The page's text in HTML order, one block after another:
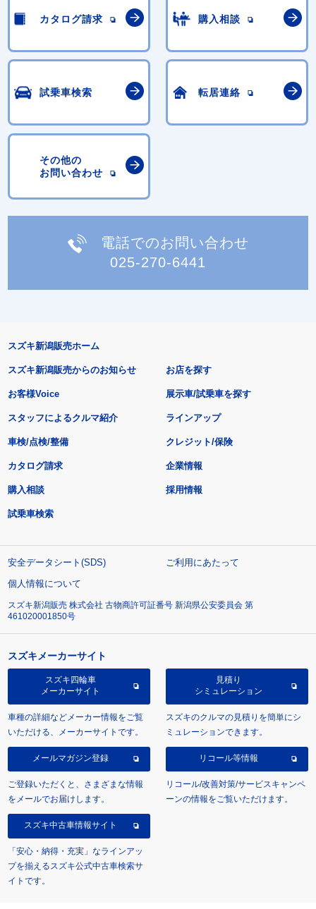
カタログ請求 購入相談
試乗車検索 転居連絡
その他の
お問い合わせ
電話でのお問い合わせ
025-270-6441
スズキ新潟販売ホーム
スズキ新潟販売からのお知らせ
お客様Voice
スタッフによるクルマ紹介
お店を探す
展示車/試乗車を探す
ラインアップ
車検/点検/整備 クレジット/保険
カタログ請求
購入相談
試乗車検索
企業情報
採用情報
安全データシート(SDS)
ご利用にあたって
個人情報について
スズキ新潟販売 株式会社 古物商許可証番号 新潟県公安委員会 第
461020001850号
スズキメーカーサイト
スズキ四輪車
メーカーサイト
車種の詳細などメーカー情報をご覧
いただける、メーカーサイトです。
見積り
シミュレーション
スズキのクルマの見積りを簡単にシ
ミュレーションできます。
メールマガジン登録
ご登録いただくと、さまざまな情報
をメールでお届けします。
リコール等情報
リコール/改善対策/サービスキャンペ
ーンの情報をご覧いただけます。
スズキ中古車情報サイト
「安心・納得・充実」なラインアッ
プを揃えるスズキ公式中古車検索サ
イトです。